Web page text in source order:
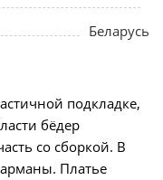
Беларусь
подкладке,
бёдер
со сборкой. В
Платье